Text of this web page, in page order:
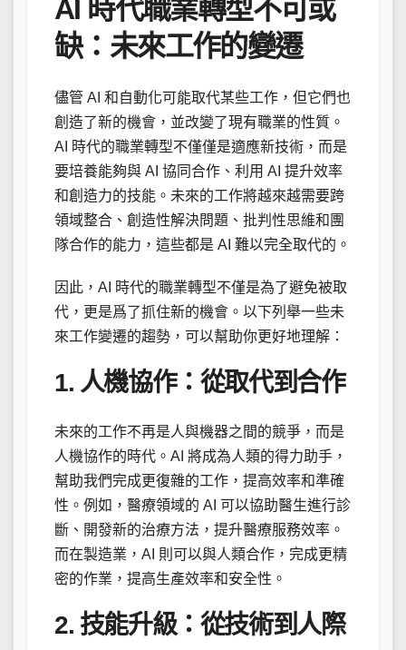
AI 時代職業轉型不可或
缺：未來工作的變遷
儘管 AI 和自動化可能取代某些工作，但它們也
創造了新的機會，並改變了現有職業的性質。
AI 時代的職業轉型不僅僅是適應新技術，而是
要培養能夠與 AI 協同合作、利用 AI 提升效率
和創造力的技能。未來的工作將越來越需要跨
領域整合、創造性解決問題、批判性思維和團
隊合作的能力，這些都是 AI 難以完全取代的。
因此，AI 時代的職業轉型不僅是為了避免被取
代，更是爲了抓住新的機會。以下列舉一些未
來工作變遷的趨勢，可以幫助你更好地理解：
1. 人機協作：從取代到合作
未來的工作不再是人與機器之間的競爭，而是
人機協作的時代。AI 將成為人類的得力助手，
幫助我們完成更復雜的工作，提高效率和準確
性。例如，醫療領域的 AI 可以協助醫生進行診
斷、開發新的治療方法，提升醫療服務效率。
而在製造業，AI 則可以與人類合作，完成更精
密的作業，提高生產效率和安全性。
2. 技能升級：從技術到人際